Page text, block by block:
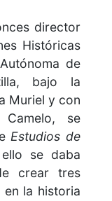
director
Históricas
de
bajo la
Muriel y con
se
Estudios de
se daba
crear tres
en la historia